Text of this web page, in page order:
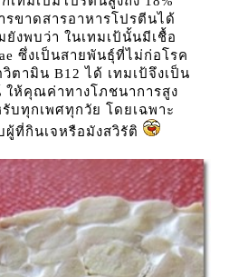
ขาดสารอาหารโปรตีนได้
งพบว่า ในเทมเป้นั้นมีเชื้อ
ซึ่งเป็นสายพันธุ์ที่ไม่ก่อโรค
ตามิน B12 ได้ เทมเป้จึงเป็น
ให้คุณค่าทางโภชนาการสูง
บทุกเพศทุกวัย โดยเฉพาะ
ผู้ที่กินเจหรือมังสวิรัติ